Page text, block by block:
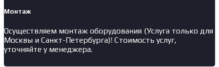
Монтаж
Осуществляем монтаж оборудования (Услуга только для
Москвы и Санкт-Петербурга)! Стоимость услуг,
уточняйте у менеджера.